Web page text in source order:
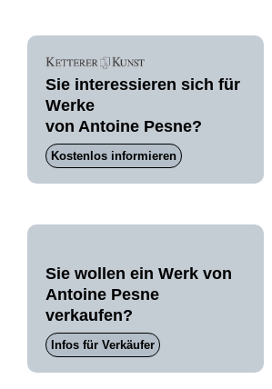
Sie interessieren sich für
Werke
von Antoine Pesne?
Kostenlos informieren
Sie wollen ein Werk von
Antoine Pesne
verkaufen?
Infos für Verkäufer